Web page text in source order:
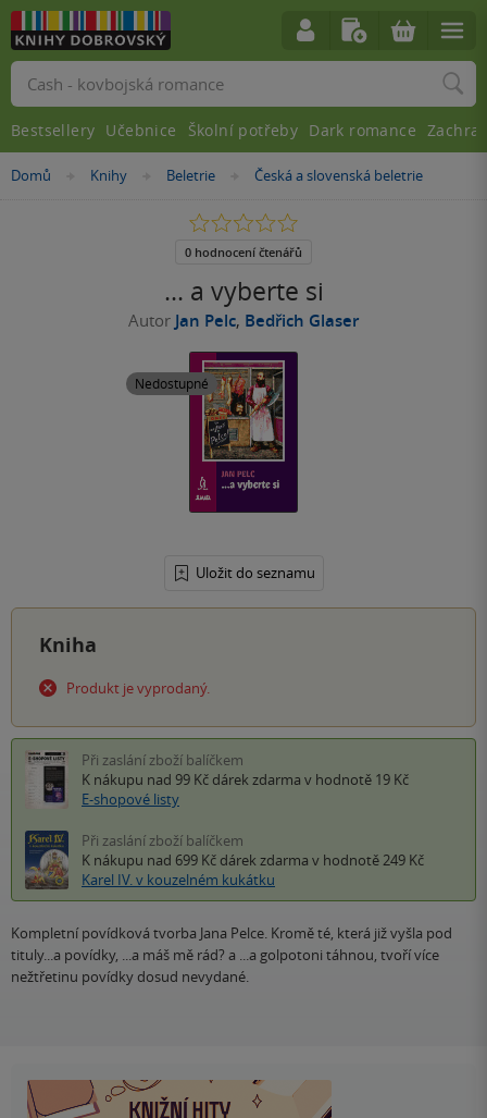
Nacházíte
Domů »
Knihy »
Beletrie »
Česká a slovenská beletrie
... a vyberte si
Autor Jan Pelc, Bedřich Glaser
Nedostupné
Uložit do seznamu
0.0
5
0 hodnocení čtenářů
Kniha
Produkt je vyprodaný.
Při zaslání zboží balíčkem
K nákupu nad 99 Kč dárek zdarma v hodnotě 19 Kč
E-shopové listy
Při zaslání zboží balíčkem
K nákupu nad 699 Kč dárek zdarma v hodnotě 249 Kč
Karel IV. v kouzelném kukátku
Kompletní povídková tvorba Jana Pelce. Kromě té, která již vyšla pod
tituly...a povídky, ...a máš mě rád? a ...a golpotoni táhnou, tvoří více
nežtřetinu povídky dosud nevydané.
Vyhledávání
Bestsellery Učebnice Školní potřeby Dark romance